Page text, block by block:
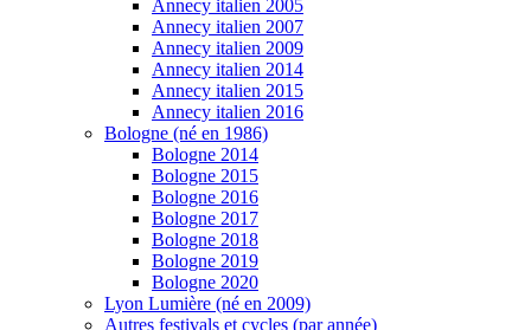
Annecy italien 2005
Annecy italien 2007
Annecy italien 2009
Annecy italien 2014
Annecy italien 2015
Annecy italien 2016
Bologne (né en 1986)
Bologne 2014
Bologne 2015
Bologne 2016
Bologne 2017
Bologne 2018
Bologne 2019
Bologne 2020
Lyon Lumière (né en 2009)
Autres festivals et cycles (par année)